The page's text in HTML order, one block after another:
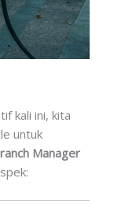
kali ini, kita
untuk
Manager